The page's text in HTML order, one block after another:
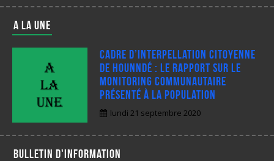
A LA UNE
Cadre d’interpellation citoyenne
de Hounndé : Le rapport sur le
monitoring communautaire
présenté à la population
lundi 21 septembre 2020
Bulletin d'information